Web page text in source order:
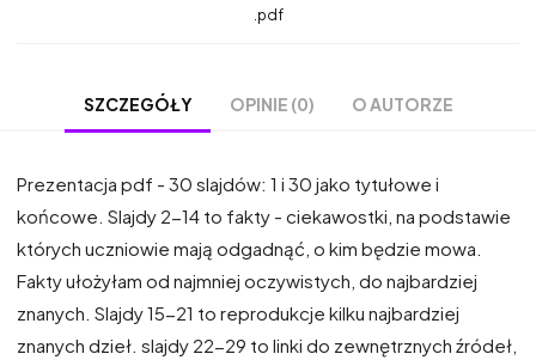
.pdf
SZCZEGÓŁY OPINIE (0) O AUTORZE
Prezentacja pdf - 30 slajdów: 1 i 30 jako tytułowe i
końcowe. Slajdy 2-14 to fakty - ciekawostki, na podstawie
których uczniowie mają odgadnąć, o kim będzie mowa.
Fakty ułożyłam od najmniej oczywistych, do najbardziej
znanych. Slajdy 15-21 to reprodukcje kilku najbardziej
znanych dzieł. slajdy 22-29 to linki do zewnętrznych źródeł,